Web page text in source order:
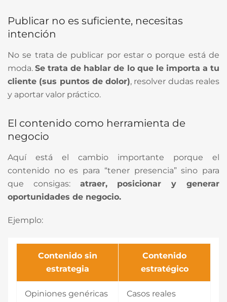
Publicar no es suficiente, necesitas
intención
No se trata de publicar por estar o porque está de
moda.Se trata de hablar de lo que le importa a tu
cliente (sus puntos de dolor), resolver dudas reales
y aportar valor práctico.
El contenido como herramienta de
negocio
Aquí está el cambio importante porque el
contenido no es para “tener presencia” sino para
que consigas: atraer, posicionar y generar
oportunidades de negocio.
Ejemplo:
Contenido sin
estrategia
Contenido
estratégico
Opiniones genéricas Casos reales